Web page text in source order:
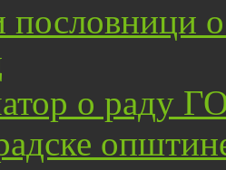
пословници
о раду